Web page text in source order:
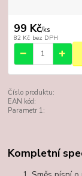
99 Kč/ks
82 Kč bez DPH
Číslo produktu:
EAN kód:
Parametr 1:
Kompletní